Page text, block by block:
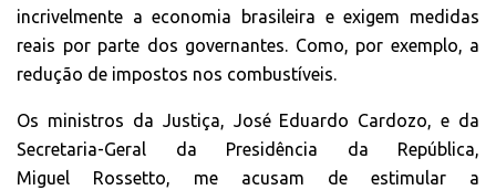
incrivelmente a economia brasileira e exigem medidas
reais por parte dos governantes. Como, por exemplo, a
redução de impostos nos combustíveis.
Os ministros da Justiça, José Eduardo Cardozo, e da
Secretaria-Geral da Presidência da República,
Miguel Rossetto, me acusam de estimular a